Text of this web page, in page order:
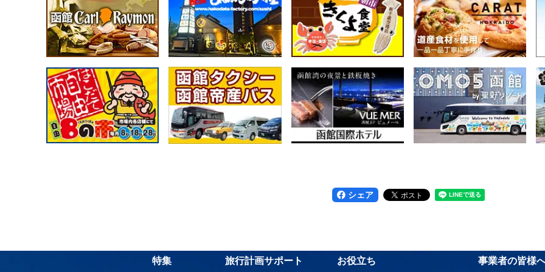
シェア
特集 旅行計画サポート お役立ち 事業者の皆様